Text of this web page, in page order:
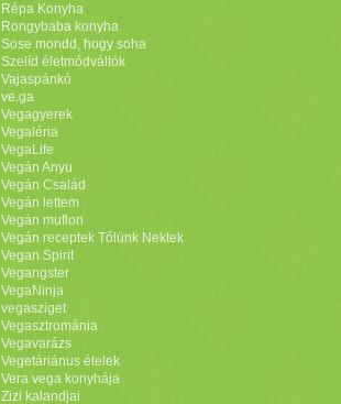
Répa Konyha
Rongybaba konyha
Sose mondd, hogy soha
Szelíd életmódváltók
Vajaspánkó
ve.ga
Vegagyerek
Vegaléria
VegaLife
Vegán Anyu
Vegán Család
Vegán lettem
Vegán muflon
Vegán receptek Tőlünk Nektek
Vegan Spirit
Vegangster
VegaNinja
vegasziget
Vegasztrománia
Vegavarázs
Vegetáriánus ételek
Vera vega konyhája
Zizi kalandjai